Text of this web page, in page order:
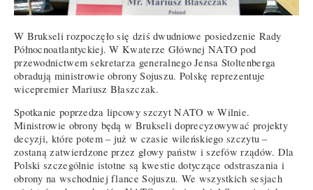
W Brukseli rozpoczęło się dziś dwudniowe posiedzenie Rady
Północnoatlantyckiej. W Kwaterze Głównej NATO pod
przewodnictwem sekretarza generalnego Jensa Stoltenberga
obradują ministrowie obrony Sojuszu. Polskę reprezentuje
wicepremier Mariusz Błaszczak.
Spotkanie poprzedza lipcowy szczyt NATO w Wilnie.
Ministrowie obrony będą w Brukseli doprecyzowywać projekty
decyzji, które potem – już w czasie wileńskiego szczytu –
zostaną zatwierdzone przez głowy państw i szefów rządów. Dla
Polski szczególnie istotne są kwestie dotyczące odstraszania i
obrony na wschodniej flance Sojuszu. We wszystkich sesjach